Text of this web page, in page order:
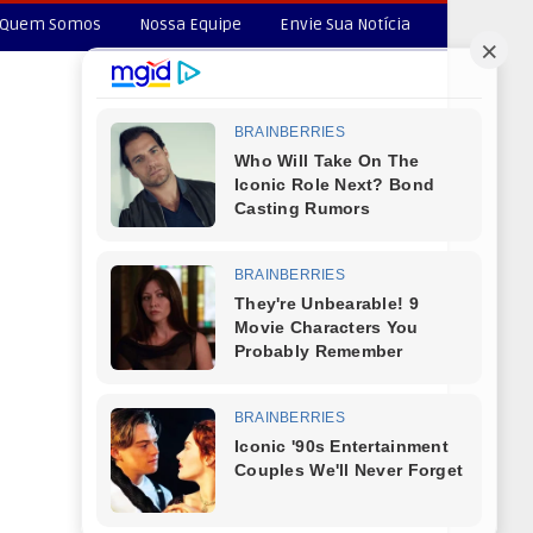
Quem Somos Nossa Equipe Envie Sua Notícia